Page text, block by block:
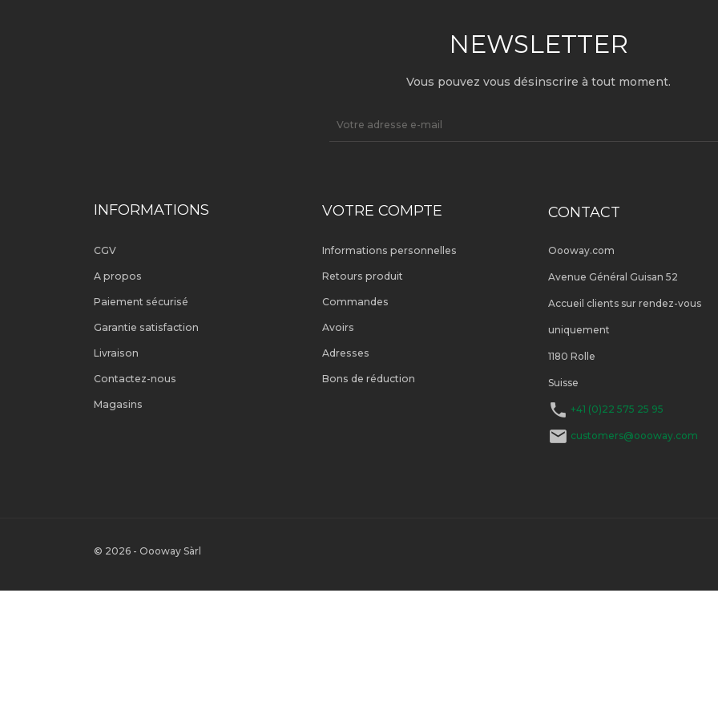
NEWSLETTER
Vous pouvez vous désinscrire à tout moment.
INFORMATIONS
CGV
A propos
Paiement sécurisé
Garantie satisfaction
Livraison
Contactez-nous
Magasins
VOTRE COMPTE
Informations personnelles
Retours produit
Commandes
Avoirs
Adresses
Bons de réduction
CONTACT
Oooway.com
Avenue Général Guisan 52
Accueil clients sur rendez-vous
uniquement
1180 Rolle
Suisse
 +41 (0)22 575 25 95
 customers@oooway.com
© 2026 - Oooway Sàrl